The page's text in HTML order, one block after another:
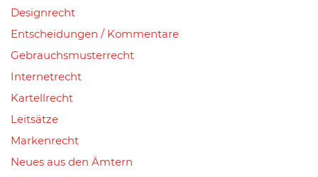
Designrecht
Entscheidungen / Kommentare
Gebrauchsmusterrecht
Internetrecht
Kartellrecht
Leitsätze
Markenrecht
Neues aus den Ämtern